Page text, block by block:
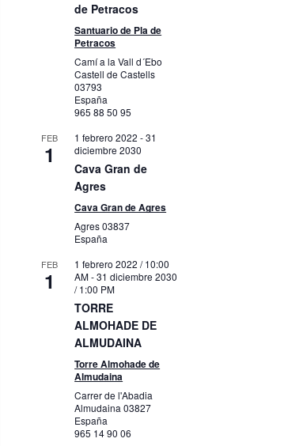
de Petracos
Santuario de Pla de
Petracos
Camí a la Vall d´Ebo
Castell de Castells
03793
España
965 88 50 95
FEB
1
1 febrero 2022 -31
diciembre 2030
Cava Gran de
Agres
Cava Gran de Agres
Agres03837
España
FEB
1
1 febrero 2022 / 10:00
AM-31 diciembre 2030
/ 1:00 PM
TORRE
ALMOHADE DE
ALMUDAINA
Torre Almohade de
Almudaina
Carrer de l'Abadia
Almudaina03827
España
965 14 90 06